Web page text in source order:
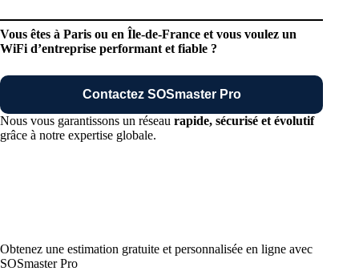
Vous êtes à Paris ou en Île-de-France et vous voulez un
WiFi d’entreprise performant et fiable ?
Contactez SOSmasterPro
Nous vous garantissons un réseau rapide, sécurisé et évolutif
grâce à notre expertise globale.
Obtenez une estimation gratuite et personnalisée en ligne avec
SOSmaster Pro